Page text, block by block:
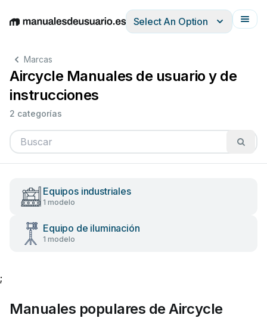
EnglishDeutschEspañolItalianoFrançais
Select An Option
Marcas
Aircycle Manuales de usuario y de
instrucciones
2 categorías
Equipos industriales
1 modelo
Equipo de iluminación
1 modelo
;
Manuales populares de Aircycle